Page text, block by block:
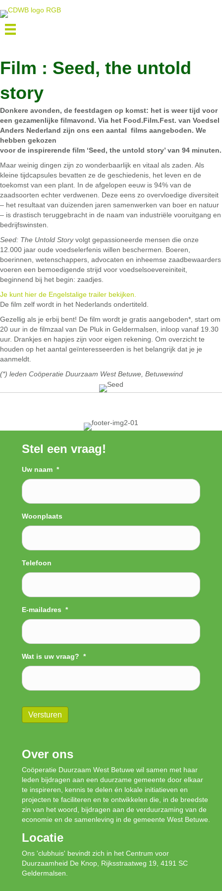
Film : Seed, the untold
story
Donkere avonden, de feestdagen op komst: het is weer tijd voor
een gezamenlijke filmavond. Via het Food.Film.Fest. van Voedsel
Anders Nederland zijn ons een aantal films aangeboden. We
hebben gekozen
voor de inspirerende film ‘Seed, the untold story’ van 94 minuten.
Maar weinig dingen zijn zo wonderbaarlijk en vitaal als zaden. Als
kleine tijdcapsules bevatten ze de geschiedenis, het leven en de
toekomst van een plant. In de afgelopen eeuw is 94% van de
zaadsoorten echter verdwenen. Deze eens zo overvloedige diversiteit
– het resultaat van duizenden jaren samenwerken van boer en natuur
– is drastisch teruggebracht in de naam van industriële vooruitgang en
bedrijfswinsten.
Seed: The Untold Storyvolgt gepassioneerde mensen die onze
12.000 jaar oude voedselerfenis willen beschermen. Boeren,
boerinnen, wetenschappers, advocaten en inheemse zaadbewaarders
voeren een bemoedigende strijd voor voedselsoevereiniteit,
beginnend bij het begin: zaadjes.
Je kunt hier de Engelstalige trailer bekijken.
De film zelf wordt in het Nederlands ondertiteld.
Gezellig als je erbij bent! De film wordt je gratis aangeboden*, start om
20 uur in de filmzaal van De Pluk in Geldermalsen, inloop vanaf 19.30
uur. Drankjes en hapjes zijn voor eigen rekening. Om overzicht te
houden op het aantal geïnteresseerden is het belangrijk dat je je
aanmeldt.
(*) leden Coöperatie Duurzaam West Betuwe, Betuwewind
Stel een vraag!
Uw naam *
Woonplaats
Telefoon
E-mailadres *
Wat is uw vraag? *
Versturen
Over ons
Coöperatie Duurzaam West Betuwe wil samen met haar
leden bijdragen aan een duurzame gemeente door elkaar
te inspireren, kennis te delen én lokale initiatieven en
projecten te faciliteren en te ontwikkelen die, in de breedste
zin van het woord, bijdragen aan de verduurzaming van de
economie en de samenleving in de gemeente West Betuwe.
Locatie
Ons 'clubhuis' bevindt zich in het Centrum voor
Duurzaamheid De Knop, Rijksstraatweg 19, 4191 SC
Geldermalsen.